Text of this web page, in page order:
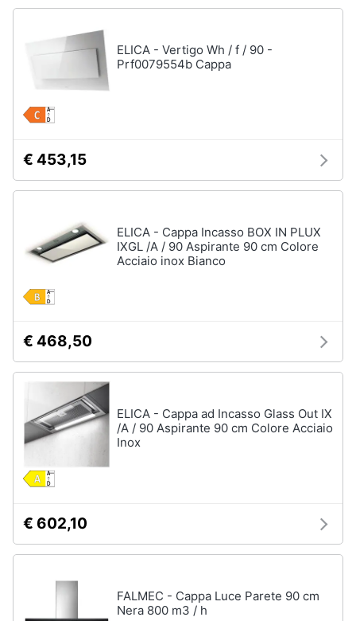
ELICA - Vertigo Wh / f / 90 -
Prf0079554b Cappa
€ 453,15
ELICA - Cappa Incasso BOX IN PLUX
IXGL /A / 90 Aspirante 90 cm Colore
Acciaio inox Bianco
€ 468,50
ELICA - Cappa ad Incasso Glass Out IX
/A / 90 Aspirante 90 cm Colore Acciaio
Inox
€ 602,10
FALMEC - Cappa Luce Parete 90 cm
Nera 800 m3 / h